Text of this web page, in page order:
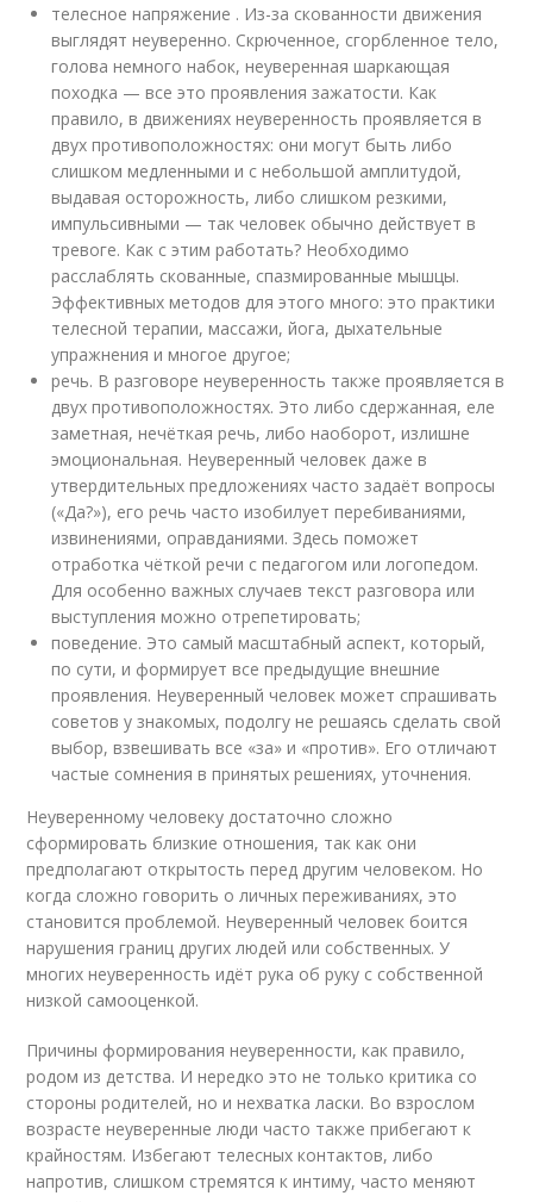
телесное напряжение . Из-за скованности движения
выглядят неуверенно. Скрюченное, сгорбленное тело,
голова немного набок, неуверенная шаркающая
походка — все это проявления зажатости. Как
правило, в движениях неуверенность проявляется в
двух противоположностях: они могут быть либо
слишком медленными и с небольшой амплитудой,
выдавая осторожность, либо слишком резкими,
импульсивными — так человек обычно действует в
тревоге. Как с этим работать? Необходимо
расслаблять скованные, спазмированные мышцы.
Эффективных методов для этого много: это практики
телесной терапии, массажи, йога, дыхательные
упражнения и многое другое;
речь. В разговоре неуверенность также проявляется в
двух противоположностях. Это либо сдержанная, еле
заметная, нечёткая речь, либо наоборот, излишне
эмоциональная. Неуверенный человек даже в
утвердительных предложениях часто задаёт вопросы
(«Да?»), его речь часто изобилует перебиваниями,
извинениями, оправданиями. Здесь поможет
отработка чёткой речи с педагогом или логопедом.
Для особенно важных случаев текст разговора или
выступления можно отрепетировать;
поведение. Это самый масштабный аспект, который,
по сути, и формирует все предыдущие внешние
проявления. Неуверенный человек может спрашивать
советов у знакомых, подолгу не решаясь сделать свой
выбор, взвешивать все «за» и «против». Его отличают
частые сомнения в принятых решениях, уточнения.
Неуверенному человеку достаточно сложно
сформировать близкие отношения, так как они
предполагают открытость перед другим человеком. Но
когда сложно говорить о личных переживаниях, это
становится проблемой. Неуверенный человек боится
нарушения границ других людей или собственных. У
многих неуверенность идёт рука об руку с собственной
низкой самооценкой.
Причины формирования неуверенности, как правило,
родом из детства. И нередко это не только критика со
стороны родителей, но и нехватка ласки. Во взрослом
возрасте неуверенные люди часто также прибегают к
крайностям. Избегают телесных контактов, либо
напротив, слишком стремятся к интиму, часто меняют